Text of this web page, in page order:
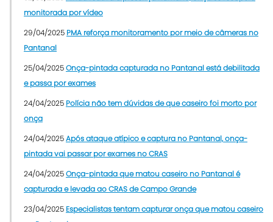
monitorada por vídeo
29/04/2025 PMA reforça monitoramento por meio de câmeras no
Pantanal
25/04/2025Onça-pintada capturada no Pantanal está debilitada
e passa por exames
24/04/2025 Polícia não tem dúvidas de que caseiro foi morto por
onça
24/04/2025Após ataque atípico e captura no Pantanal, onça-
pintada vai passar por exames no CRAS
24/04/2025Onça-pintada que matou caseiro no Pantanal é
capturada e levada ao CRAS de Campo Grande
23/04/2025 Especialistas tentam capturar onça que matou caseiro